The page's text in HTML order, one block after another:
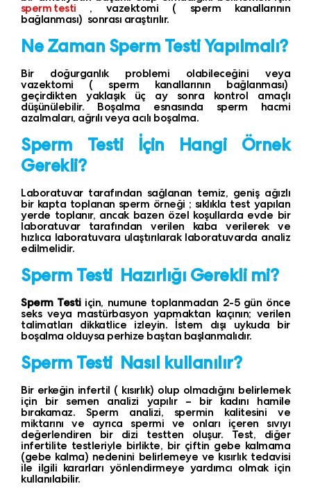
sperm testi , vazektomi ( sperm kanallarının
bağlanması) sonrası araştırılır.
Ne Zaman Sperm Testi Yapılmalı?
Bir doğurganlık problemi olabileceğini veya
vazektomi ( sperm kanallarının bağlanması)
geçirdikten yaklaşık üç ay sonra kontrol amaçlı
düşünülebilir. Boşalma esnasında sperm hacmi
azalmaları, ağrılı veya acılı boşalma.
Sperm Testi İçin Hangi Örnek
Gerekli?
Laboratuvar tarafından sağlanan temiz, geniş ağızlı
bir kapta toplanan sperm örneği ; sıklıkla test yapılan
yerde toplanır, ancak bazen özel koşullarda evde bir
laboratuvar tarafından verilen kaba verilerek ve
hızlıca laboratuvara ulaştırılarak laboratuvarda analiz
edilmelidir.
Sperm Testi Hazırlığı Gerekli mi?
Sperm Testiiçin, numune toplanmadan 2-5 gün önce
seks veya mastürbasyon yapmaktan kaçının; verilen
talimatları dikkatlice izleyin. İstem dışı uykuda bir
boşalma olduysa perhize baştan başlanmalıdır.
Sperm TestiNasıl kullanılır?
Bir erkeğin infertil ( kısırlık) olup olmadığını belirlemek
için bir semen analizi yapılır – bir kadını hamile
bırakamaz. Sperm analizi, spermin kalitesini ve
miktarını ve ayrıca spermi ve onları içeren sıvıyı
değerlendiren bir dizi testten oluşur. Test, diğer
infertilite testleriyle birlikte, bir çiftin gebe kalmama
(gebe kalma) nedenini belirlemeye ve kısırlık tedavisi
ile ilgili kararları yönlendirmeye yardımcı olmak için
kullanılabilir.